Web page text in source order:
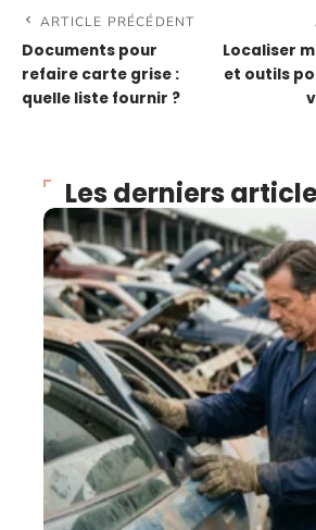
ARTICLE PRÉCÉDENT
Documents pour
refaire carte grise :
quelle liste fournir ?
Localiser
et outils
Les derniers